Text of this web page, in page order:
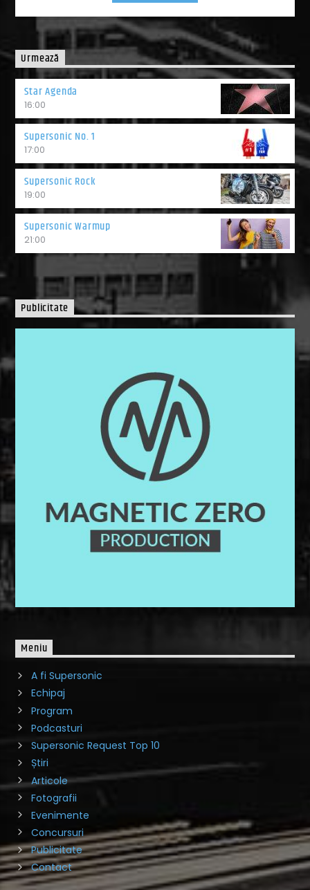
Urmează
Star Agenda
16:00
Supersonic No. 1
17:00
Supersonic Rock
19:00
Supersonic Warmup
21:00
Publicitate
Meniu
A fi Supersonic
Echipaj
Program
Podcasturi
Supersonic Request Top 10
Știri
Articole
Fotografii
Evenimente
Concursuri
Publicitate
Contact